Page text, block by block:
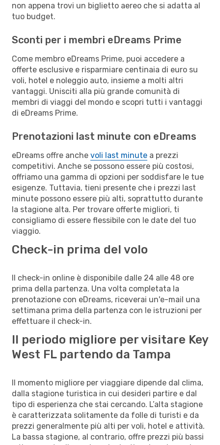
non appena trovi un biglietto aereo che si adatta al
tuo budget.
Sconti per i membri eDreams Prime
Come membro eDreams Prime, puoi accedere a
offerte esclusive e risparmiare centinaia di euro su
voli, hotel e noleggio auto, insieme a molti altri
vantaggi. Unisciti alla più grande comunità di
membri di viaggi del mondo e scopri tutti i vantaggi
di eDreams Prime.
Prenotazioni last minute con eDreams
eDreams offre anche voli last minute a prezzi
competitivi. Anche se possono essere più costosi,
offriamo una gamma di opzioni per soddisfare le tue
esigenze. Tuttavia, tieni presente che i prezzi last
minute possono essere più alti, soprattutto durante
la stagione alta. Per trovare offerte migliori, ti
consigliamo di essere flessibile con le date del tuo
viaggio.
Check-in prima del volo
Il check-in online è disponibile dalle 24 alle 48 ore
prima della partenza. Una volta completata la
prenotazione con eDreams, riceverai un'e-mail una
settimana prima della partenza con le istruzioni per
effettuare il check-in.
Il periodo migliore per visitare Key
West FL partendo da Tampa
Il momento migliore per viaggiare dipende dal clima,
dalla stagione turistica in cui desideri partire e dal
tipo di esperienza che stai cercando. L’alta stagione
è caratterizzata solitamente da folle di turisti e da
prezzi generalmente più alti per voli, hotel e attività.
La bassa stagione, al contrario, offre prezzi più bassi